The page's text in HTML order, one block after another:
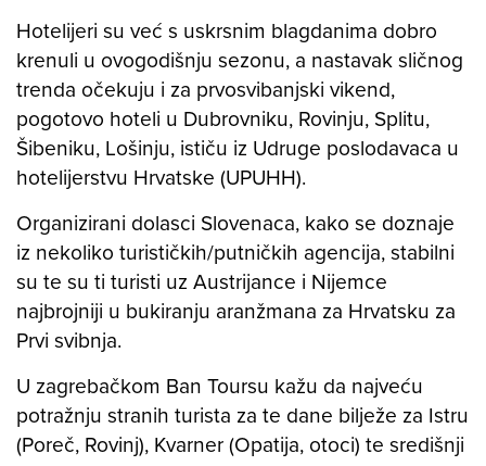
Hotelijeri su već s uskrsnim blagdanima dobro
krenuli u ovogodišnju sezonu, a nastavak sličnog
trenda očekuju i za prvosvibanjski vikend,
pogotovo hoteli u Dubrovniku, Rovinju, Splitu,
Šibeniku, Lošinju, ističu iz Udruge poslodavaca u
hotelijerstvu Hrvatske (UPUHH).
Organizirani dolasci Slovenaca, kako se doznaje
iz nekoliko turističkih/putničkih agencija, stabilni
su te su ti turisti uz Austrijance i Nijemce
najbrojniji u bukiranju aranžmana za Hrvatsku za
Prvi svibnja.
U zagrebačkom Ban Toursu kažu da najveću
potražnju stranih turista za te dane bilježe za Istru
(Poreč, Rovinj), Kvarner (Opatija, otoci) te središnji